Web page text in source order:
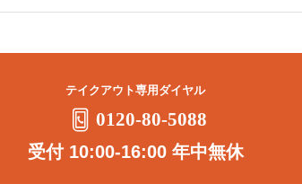
テイクアウト専用ダイヤル
0120-80-5088
受付 10:00-16:00 年中無休